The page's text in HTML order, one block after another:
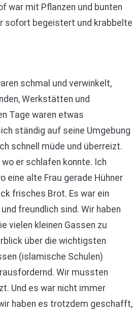
war mit Pflanzen und bunten
sofort begeistert und krabbelte
schmal und verwinkelt,
Werkstätten und
Tage waren etwas
ständig auf seine Umgebung
schnell müde und überreizt.
er schlafen konnte. Ich
eine alte Frau gerade Hühner
frisches Brot. Es war ein
freundlich sind. Wir haben
vielen kleinen Gassen zu
über die wichtigsten
(islamische Schulen)
Wir mussten
Und es war nicht immer
haben es trotzdem geschafft,